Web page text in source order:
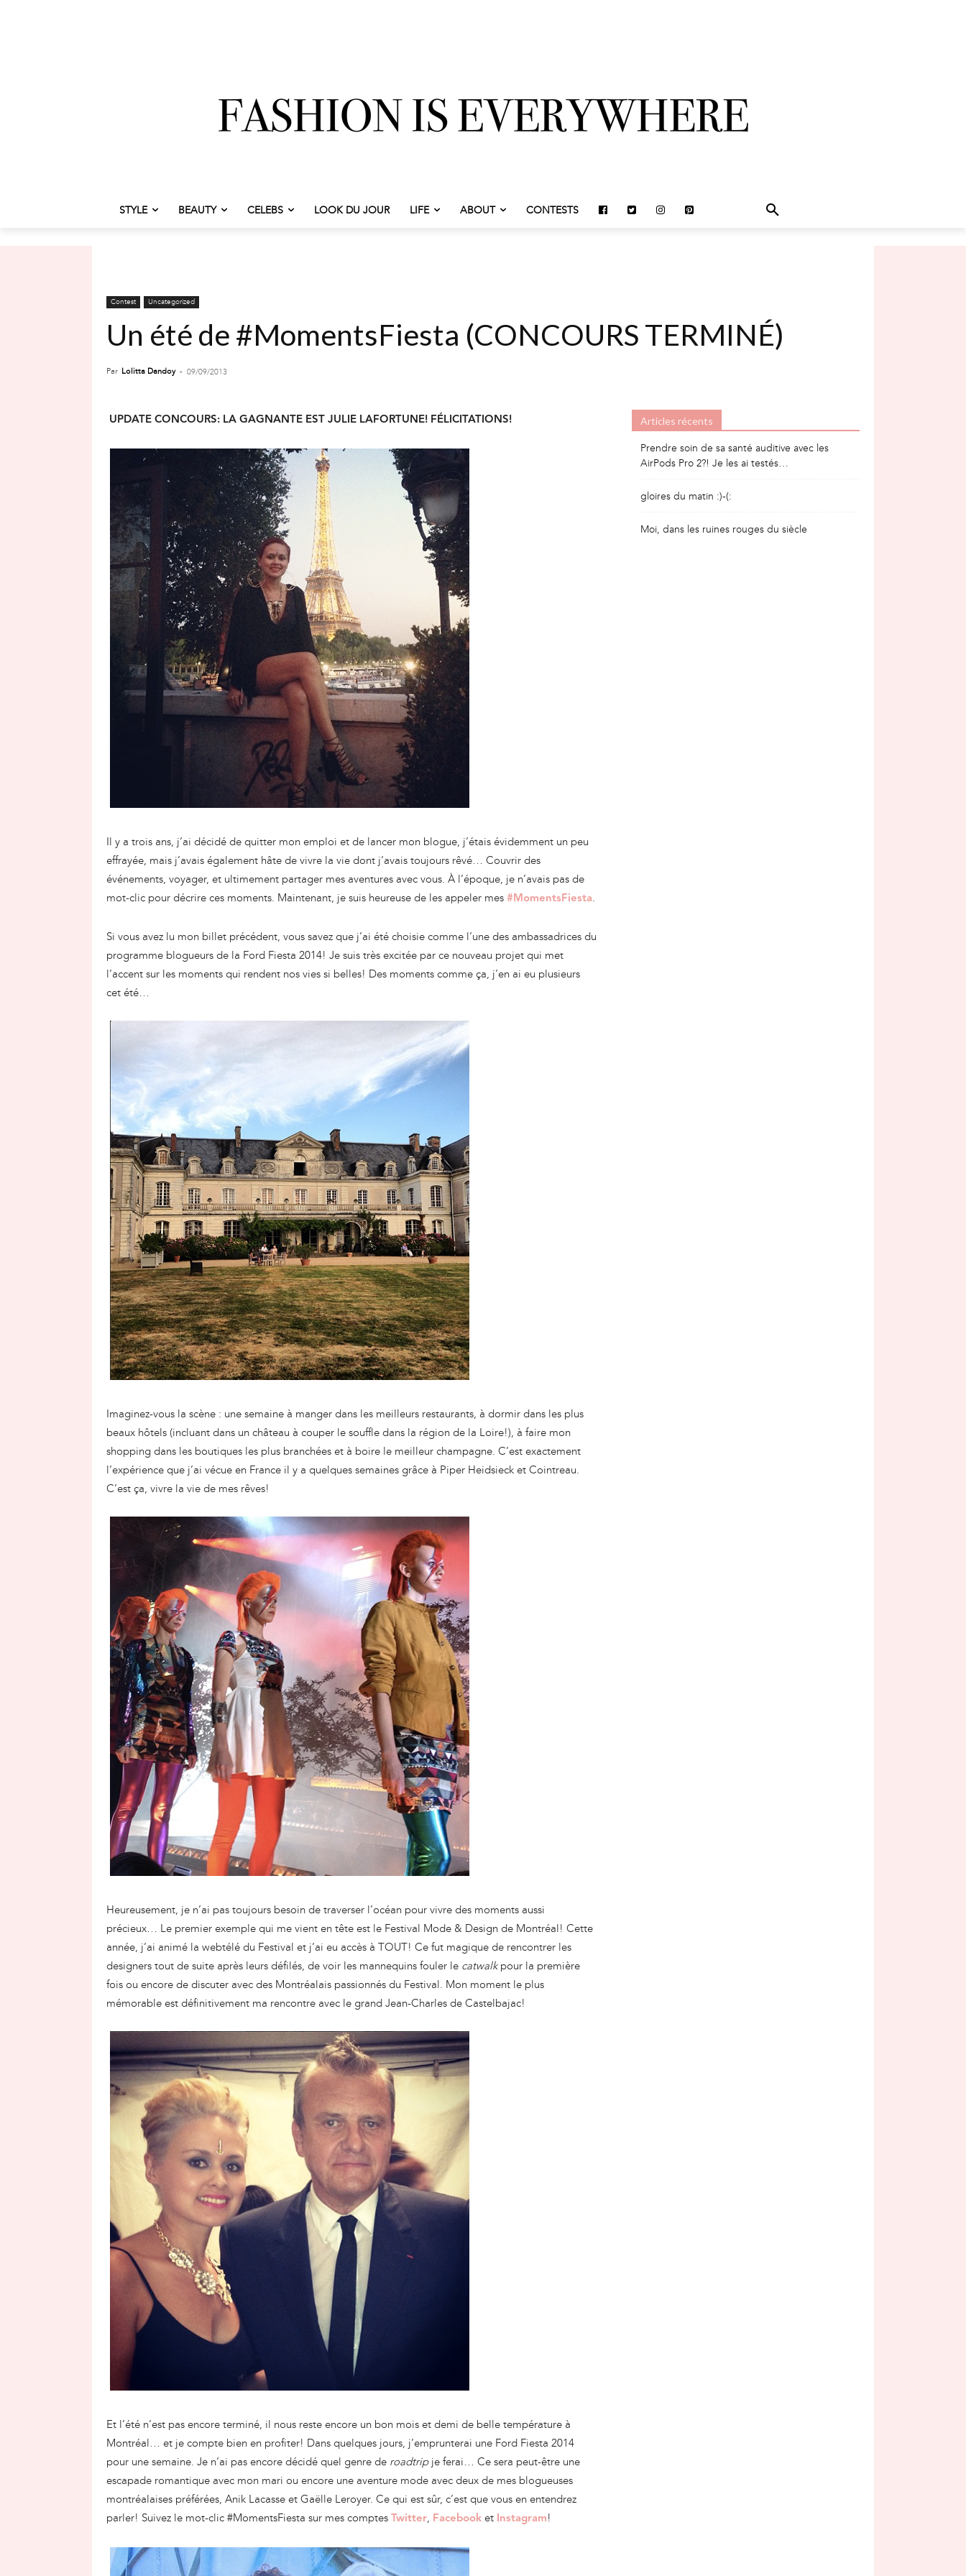
STYLE BEAUTY CELEBS LOOK DU JOUR LIFE ABOUT CONTESTS
Contest Uncategorized
Un été de #MomentsFiesta (CONCOURS TERMINÉ)
Par Lolitta Dandoy - 09/09/2013
UPDATE CONCOURS: LA GAGNANTE EST JULIE LAFORTUNE! FÉLICITATIONS!
Il y a trois ans, j’ai décidé de quitter mon emploi et de lancer mon blogue, j’étais évidemment un peu
effrayée, mais j’avais également hâte de vivre la vie dont j’avais toujours rêvé… Couvrir des
événements, voyager, et ultimement partager mes aventures avec vous. À l’époque, je n’avais pas de
mot-clic pour décrire ces moments. Maintenant, je suis heureuse de les appeler mes #MomentsFiesta.
Si vous avez lu mon billet précédent, vous savez que j’ai été choisie comme l’une des ambassadrices du
programme blogueurs de la Ford Fiesta 2014! Je suis très excitée par ce nouveau projet qui met
l’accent sur les moments qui rendent nos vies si belles! Des moments comme ça, j’en ai eu plusieurs
cet été…
Imaginez-vous la scène : une semaine à manger dans les meilleurs restaurants, à dormir dans les plus
beaux hôtels (incluant dans un château à couper le souffle dans la région de la Loire!), à faire mon
shopping dans les boutiques les plus branchées et à boire le meilleur champagne. C’est exactement
l’expérience que j’ai vécue en France il y a quelques semaines grâce à Piper Heidsieck et Cointreau.
C’est ça, vivre la vie de mes rêves!
Heureusement, je n’ai pas toujours besoin de traverser l’océan pour vivre des moments aussi
précieux… Le premier exemple qui me vient en tête est le Festival Mode & Design de Montréal! Cette
année, j’ai animé la webtélé du Festival et j’ai eu accès à TOUT! Ce fut magique de rencontrer les
designers tout de suite après leurs défilés, de voir les mannequins fouler le catwalkpour la première
fois ou encore de discuter avec des Montréalais passionnés du Festival. Mon moment le plus
mémorable est définitivement ma rencontre avec le grand Jean-Charles de Castelbajac!
Et l’été n’est pas encore terminé, il nous reste encore un bon mois et demi de belle température à
Montréal… et je compte bien en profiter! Dans quelques jours, j’emprunterai une Ford Fiesta 2014
pour une semaine. Je n’ai pas encore décidé quel genre de roadtripje ferai… Ce sera peut-être une
escapade romantique avec mon mari ou encore une aventure mode avec deux de mes blogueuses
montréalaises préférées, Anik Lacasse et Gaëlle Leroyer. Ce qui est sûr, c’est que vous en entendrez
parler! Suivez le mot-clic #MomentsFiesta sur mes comptes Twitter, Facebook et Instagram !
Articles récents
Prendre soin de sa santé auditive avec les
AirPods Pro 2?! Je les ai testés…
gloires du matin :)-(:
Moi, dans les ruines rouges du siècle